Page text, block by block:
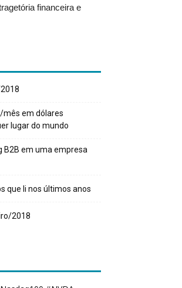
financeira e
mês em dólares
lugar do mundo
em uma empresa
que li nos últimos anos
2018